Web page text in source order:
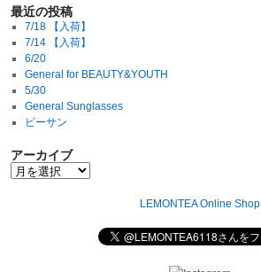
最近の投稿
7/18 【入荷】
7/14 【入荷】
6/20
General for BEAUTY&YOUTH
5/30
General Sunglasses
ビーサン
アーカイブ
LEMONTEA Online Shop